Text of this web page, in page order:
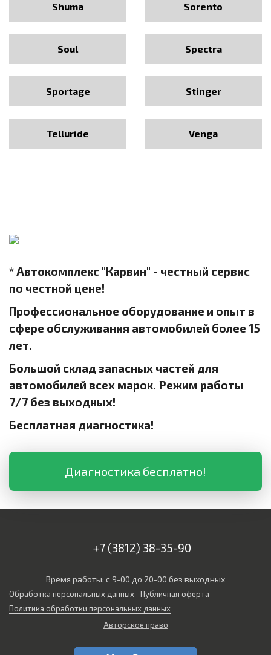
Shuma Sorento
Soul Spectra
Sportage Stinger
Telluride Venga
* Автокомплекс "Карвин" - честный сервис
по честной цене!
Профессиональное оборудование и опыт в
сфере обслуживания автомобилей более 15
лет.
Большой склад запасных частей для
автомобилей всех марок. Режим работы
7/7 без выходных!
Бесплатная диагностика!
Диагностика бесплатно!
+7 (3812) 38-35-90
Время работы: с 9-00 до 20-00 без выходных
Обработка персональных данных
Публичная оферта
Политика обработки персональных данных
Авторское право